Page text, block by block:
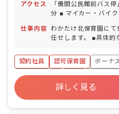
（12/29-1/3） ■有給
100％／1時間単位で
の連休相談OK） ■慶
育児休暇（取得率100
（本人の入籍・結納・
新婚旅行） ■出産休暇
コロナ等感染予防休
生理休暇 ■在宅勤務
措置 ※お子様の体調不良や行事による遅
刻・早退・欠勤の相談
アクセス
「儀間公民館前バス
分 ■ マイカー・バイク・自転車通勤
仕事内容 わかたけ北保育園にて
任せします。 ■具体的な仕事内容 ・0〜5
（ICTサービス活用）
入（ICTサービス活用
契約社員 認可保育園
ボーナ
社会保険完備
有給
福利厚生
残業少なめ
昇給
詳しく見る